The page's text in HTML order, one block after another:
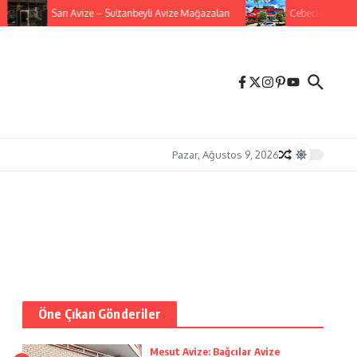
Sarı Avize – Sultanbeyli Avize Mağazaları Cebeci Avize
Pazar, Ağustos 9, 2026
Öne Çıkan Gönderiler
Mesut Avize: Bağcılar Avize